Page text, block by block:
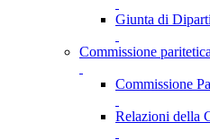
Giunta di
Commissione paritetica
Commissione
Relazioni della